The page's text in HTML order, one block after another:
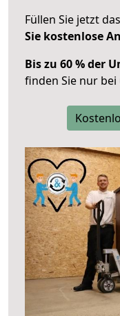
Füllen Sie jetzt
Sie kostenlose
Bis zu 60 % der
finden Sie nur bei